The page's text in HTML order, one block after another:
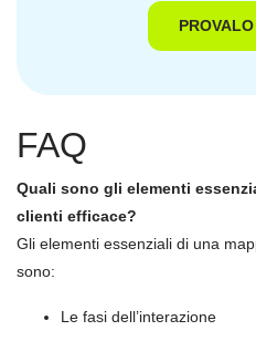
FAQ
Quali sono gli elementi
clienti efficace?
Gli elementi essenziali di una
sono:
Le fasi dell’interazione